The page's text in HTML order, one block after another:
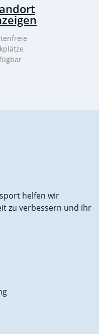
helfen wir
zu verbessern und ihr